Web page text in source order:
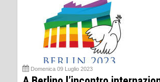
Domenica 09 Luglio 2023